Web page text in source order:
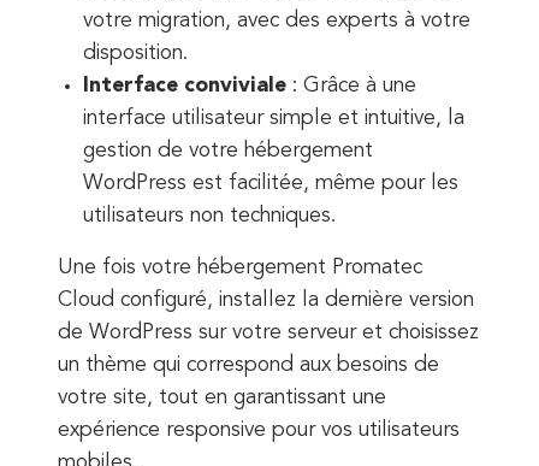
votre migration, avec des experts à votre
disposition.
Interface conviviale: Grâce à une
interface utilisateur simple et intuitive, la
gestion de votre hébergement
WordPress est facilitée, même pour les
utilisateurs non techniques.
Une fois votre hébergement Promatec
Cloud configuré, installez la dernière version
de WordPress sur votre serveur et choisissez
un thème qui correspond aux besoins de
votre site, tout en garantissant une
expérience responsive pour vos utilisateurs